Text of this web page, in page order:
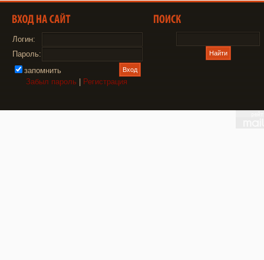
Логин:
Пароль:
запомнить
Забыл пароль
Регистрация